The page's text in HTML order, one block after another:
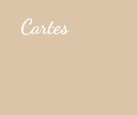
Cartes